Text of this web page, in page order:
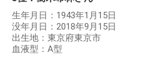
生年月日：1943年1月15日
没年月日：2018年9月15日
出生地：東京府東京市
血液型：A型